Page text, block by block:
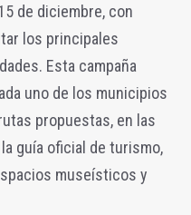
de diciembre, con
los principales
Esta campaña
uno de los municipios
propuestas, en las
guía oficial de turismo,
museísticos y